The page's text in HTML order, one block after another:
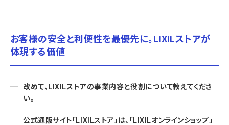
お客様の安全と利便性を最優先に。LIXILストアが
体現する価値
改めて、LIXILストアの事業内容と役割について教えてくださ
い。
公式通販サイト「LIXILストア」は、「LIXILオンラインショップ」